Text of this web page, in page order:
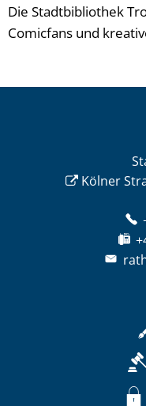
Die Stadtbibliothek
Comicfans und
Kölner